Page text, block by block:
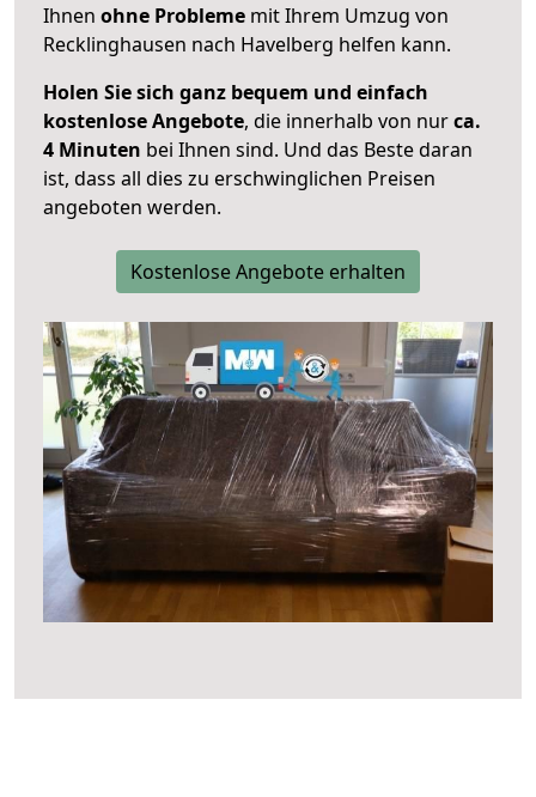
Ihnen ohne Probleme mit Ihrem Umzug von
Recklinghausen nach Havelberg helfen kann.
Holen Sie sich ganz bequem und einfach
kostenlose Angebote, die innerhalb von nurca.
4 Minuten bei Ihnen sind. Und das Beste daran
ist, dass all dies zu erschwinglichen Preisen
angeboten werden.
Kostenlose Angebote erhalten